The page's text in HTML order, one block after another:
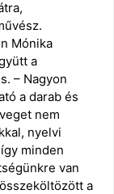
Mónika
a
– Nagyon
a darab és
nem
nyelvi
minden
van
a